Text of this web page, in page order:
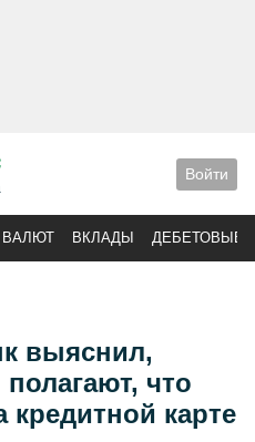
Войти
ВАЛЮТ ВКЛАДЫ ДЕБЕТОВЫЕ
выяснил,
что
карте